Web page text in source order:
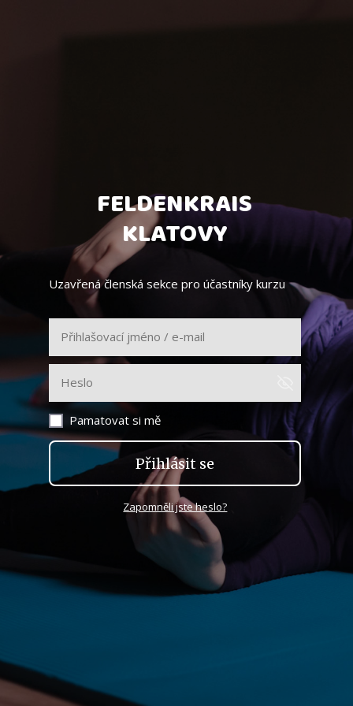
FELDENKRAIS
KLATOVY
Uzavřená členská sekce pro účastníky kurzu
Pamatovat si mě
Přihlásit se
Zapomněli jste heslo?